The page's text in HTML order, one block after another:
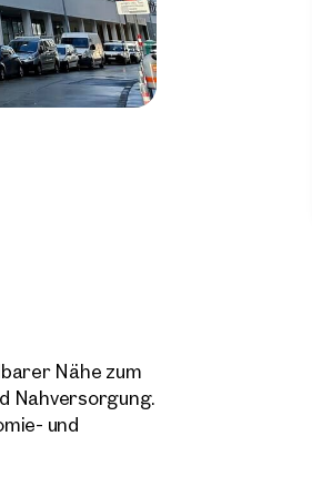
Nähe zum
Nahversorgung.
und